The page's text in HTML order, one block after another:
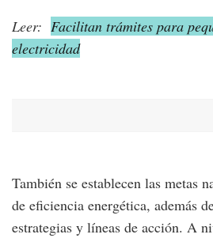
Leer: Facilitan trámites para
electricidad
También se establecen las metas
de eficiencia energética, además
estrategias y líneas de acción. A